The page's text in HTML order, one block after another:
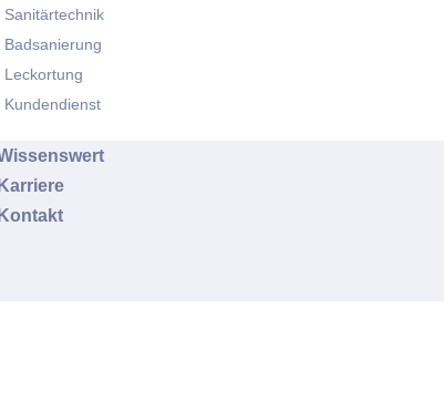
Sanitärtechnik
Badsanierung
Leckortung
Kundendienst